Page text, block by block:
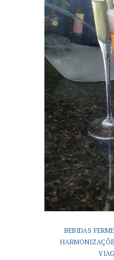
BEBIDAS